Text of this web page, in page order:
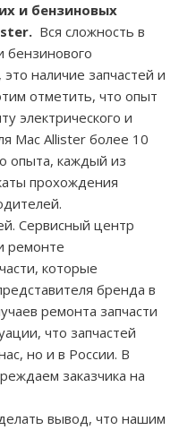
и бензиновых
Вся сложность в
бензинового
наличие запчастей и
отметить, что опыт
электрического и
Mac Allister более 10
опыта, каждый из
прохождения
Сервисный центр
ремонте
которые
бренда в
ремонта запчасти
что запчастей
но и в России. В
заказчика на
вывод, что нашим